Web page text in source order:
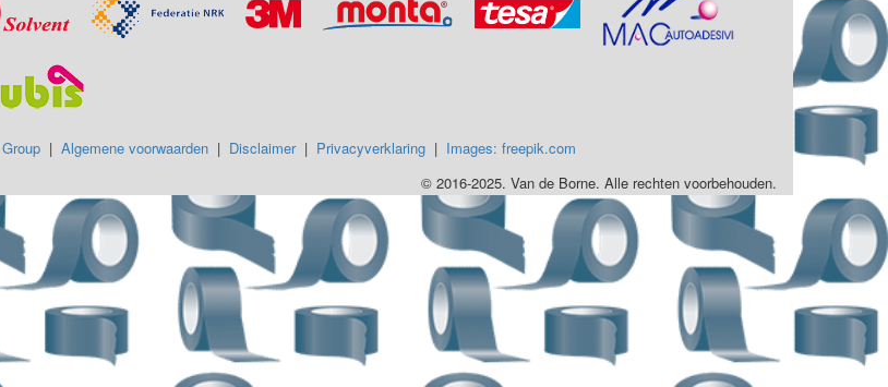
| Algemene voorwaarden| Disclaimer| Privacyverklaring| Images: freepik.com
© 2016-2025. Van de Borne. Alle rechten voorbehouden.